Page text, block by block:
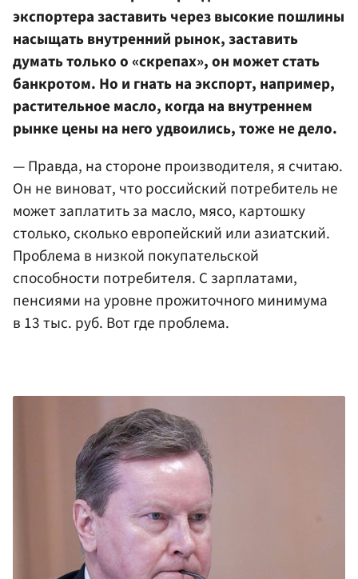
экспортера заставить через высокие пошлины
насыщать внутренний рынок, заставить
думать только о «скрепах», он может стать
банкротом. Но и гнать на экспорт, например,
растительное масло, когда на внутреннем
рынке цены на него удвоились, тоже не дело.
— Правда, на стороне производителя, я считаю.
Он не виноват, что российский потребитель не
может заплатить за масло, мясо, картошку
столько, сколько европейский или азиатский.
Проблема в низкой покупательской
способности потребителя. С зарплатами,
пенсиями на уровне прожиточного минимума
в 13 тыс. руб. Вот где проблема.